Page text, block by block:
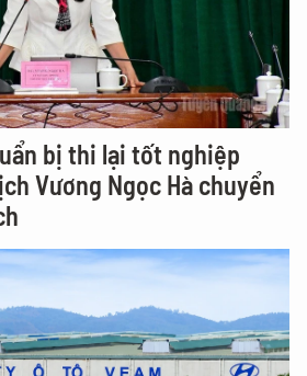
bị thi lại tốt nghiệp
Vương Ngọc Hà chuyển